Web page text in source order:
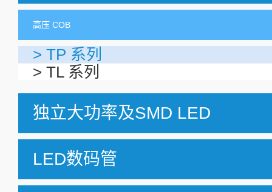
高压 COB
> TP 系列
> TL 系列
独立大功率及SMD LED
LED数码管